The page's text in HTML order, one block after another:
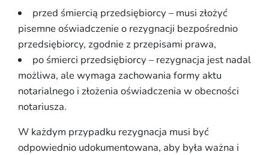
przed śmiercią przedsiębiorcy – musi złożyć
pisemne oświadczenie o rezygnacji bezpośrednio
przedsiębiorcy, zgodnie z przepisami prawa,
po śmierci przedsiębiorcy – rezygnacja jest nadal
możliwa, ale wymaga zachowania formy aktu
notarialnego i złożenia oświadczenia w obecności
notariusza.
W każdym przypadku rezygnacja musi być
odpowiednio udokumentowana, aby była ważna i